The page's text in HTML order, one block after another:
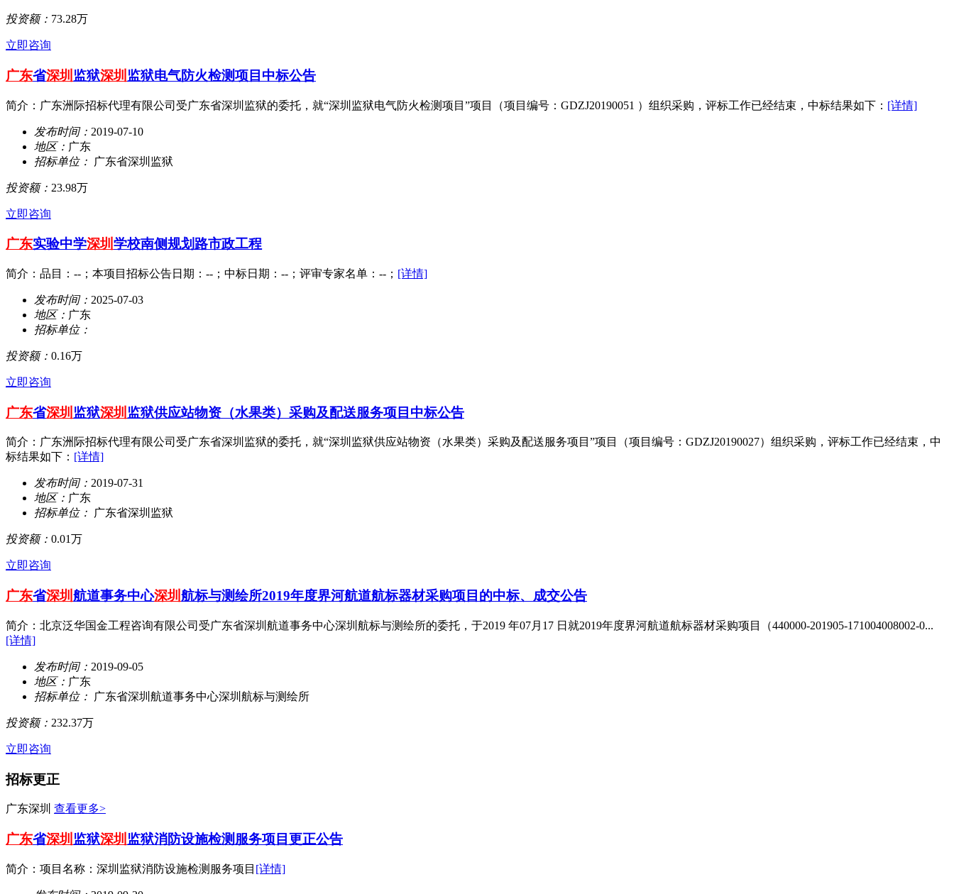
投资额： 73.28万
立即咨询
广东省深圳 监狱深圳 监狱电气防火检测项目中标公告
简介：广东洲际招标代理有限公司受广东省深圳监狱的委托，就“深圳监狱电气防火检测项目”项目（项目编号：GDZJ20190051 ）组织采购，评标工作已经结束，中标结果如下： [详情]
发布时间： 2019-07-10
地区： 广东
招标单位：
广东省深圳监狱
投资额： 23.98万
立即咨询
广东实验中学深圳 学校南侧规划路市政工程
简介：品目：--；本项目招标公告日期：--；中标日期：--；评审专家名单：--； [详情]
发布时间： 2025-07-03
地区： 广东
招标单位：
投资额： 0.16万
立即咨询
广东省深圳 监狱深圳 监狱供应站物资（水果类）采购及配送服务项目中标公告
简介：广东洲际招标代理有限公司受广东省深圳监狱的委托，就“深圳监狱供应站物资（水果类）采购及配送服务项目”项目（项目编号：GDZJ20190027）组织采购，评标工作已经结束，中
标结果如下： [详情]
发布时间： 2019-07-31
地区： 广东
招标单位： 广东省深圳监狱
投资额： 0.01万
立即咨询
广东省深圳 航道事务中心深圳 航标与测绘所2019年度界河航道航标器材采购项目的中标、成交公告
简介：北京泛华国金工程咨询有限公司受广东省深圳航道事务中心深圳航标与测绘所的委托，于2019 年07月17 日就2019年度界河航道航标器材采购项目（440000-201905-171004008002-0...
[详情]
发布时间： 2019-09-05
地区： 广东
招标单位：
广东省深圳航道事务中心深圳航标与测绘所
投资额： 232.37万
立即咨询
招标更正
广东深圳 查看更多>
广东省深圳 监狱深圳 监狱消防设施检测服务项目更正公告
简介：项目名称：深圳监狱消防设施检测服务项目 [详情]